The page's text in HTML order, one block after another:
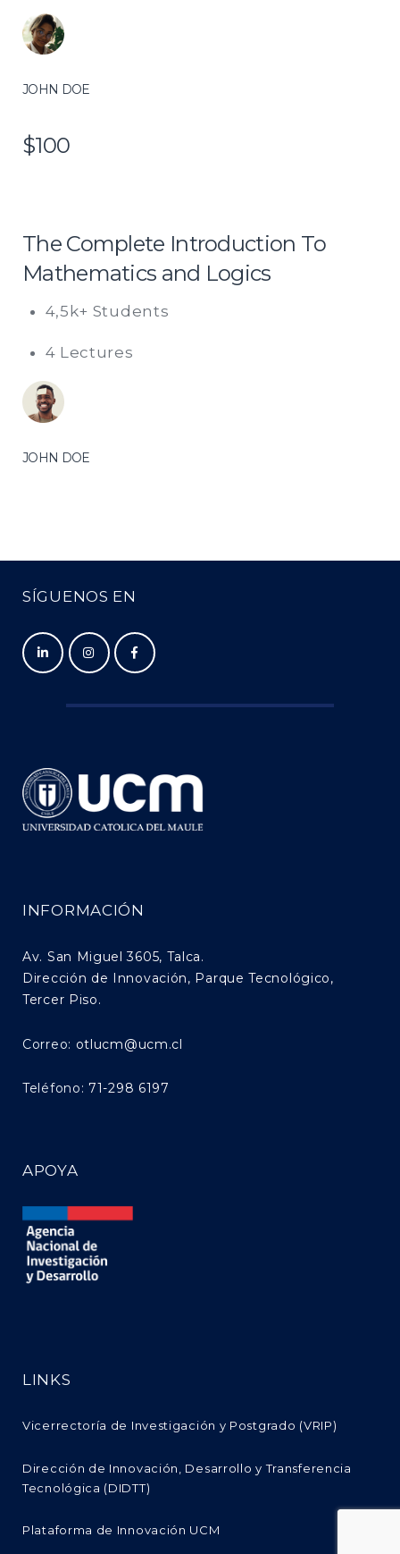
JOHN DOE
$100
The Complete Introduction To
Mathematics and Logics
4,5k+ Students
4 Lectures
JOHN DOE
SÍGUENOS EN
INFORMACIÓN
Av. San Miguel 3605, Talca.
Dirección de Innovación, Parque Tecnológico,
Tercer Piso.
Correo: otlucm@ucm.cl
Teléfono: 71-298 6197
APOYA
LINKS
Vicerrectoría de Investigación y Postgrado (VRIP)
Dirección de Innovación, Desarrollo y Transferencia
Tecnológica (DIDTT)
Plataforma de Innovación UCM